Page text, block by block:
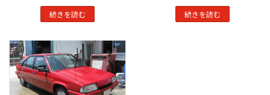
続きを読む 続きを読む